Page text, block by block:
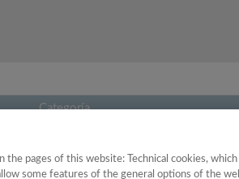
Categoría
pages of this website: Technical cookies,
some features of the general options of the